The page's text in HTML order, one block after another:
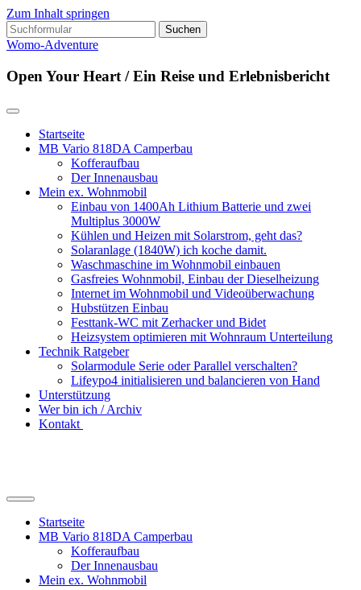
Zum Inhalt springen
Suchen
nach:
Womo-Adventure
Open Your Heart / Ein Reise und Erlebnisbericht
Startseite
MB Vario 818DA Camperbau
Kofferaufbau
Der Innenausbau
Mein ex. Wohnmobil
Einbau von 1400Ah Lithium Batterie und zwei
Multiplus 3000W
Kühlen und Heizen mit Solarstrom, geht das?
Solaranlage (1840W) ich koche damit.
Waschmaschine im Wohnmobil einbauen
Gasfreies Wohnmobil, Einbau der Dieselheizung
Internet im Wohnmobil und Videoüberwachung
Hubstützen Einbau
Festtank-WC mit Zerhacker und Bidet
Heizsystem optimieren mit Wohnraum Unterteilung
Technik Ratgeber
Solarmodule Serie oder Parallel verschalten?
Lifeypo4 initialisieren und balancieren von Hand
Unterstützung
Wer bin ich / Archiv
Kontakt
Suchfeld
ein-/ausblenden
Startseite
MB Vario 818DA Camperbau
Kofferaufbau
Der Innenausbau
Mein ex. Wohnmobil